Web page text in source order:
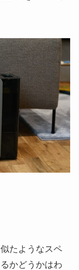
たようなスペ
かどうかはわ